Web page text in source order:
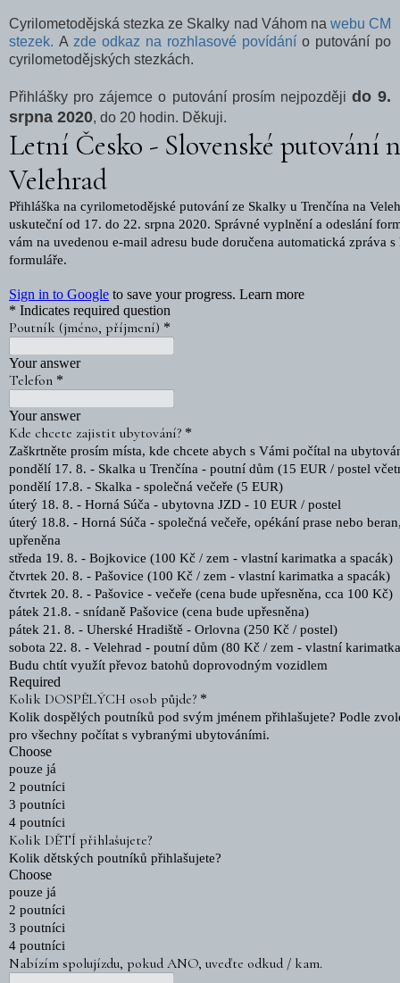
Cyrilometodějská stezka ze Skalky nad Váhom na webu CM
stezek. A zde odkaz na rozhlasové povídání o putování po
cyrilometodějských stezkách.
Přihlášky pro zájemce o putování prosím nejpozději do 9.
srpna 2020, do 20 hodin. Děkuji.